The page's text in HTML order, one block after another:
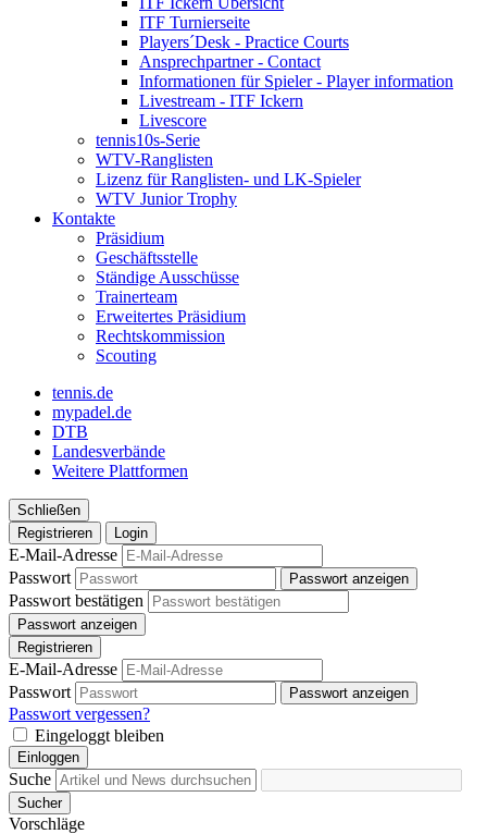
ITF Turnierseite
Players´Desk - Practice Courts
Ansprechpartner - Contact
Informationen für Spieler - Player information
Livestream - ITF Ickern
Livescore
tennis10s-Serie
WTV-Ranglisten
Lizenz für Ranglisten- und LK-Spieler
WTV Junior Trophy
Kontakte
Präsidium
Geschäftsstelle
Ständige Ausschüsse
Trainerteam
Erweitertes Präsidium
Rechtskommission
Scouting
tennis.de
mypadel.de
DTB
Landesverbände
Weitere Plattformen
Schließen
Registrieren
Login
E-Mail-Adresse
Passwort
Passwort anzeigen
Passwort bestätigen
Passwort anzeigen
Registrieren
E-Mail-Adresse
Passwort
Passwort anzeigen
Passwort vergessen?
Eingeloggt bleiben
Einloggen
Suche
Sucher
Vorschläge